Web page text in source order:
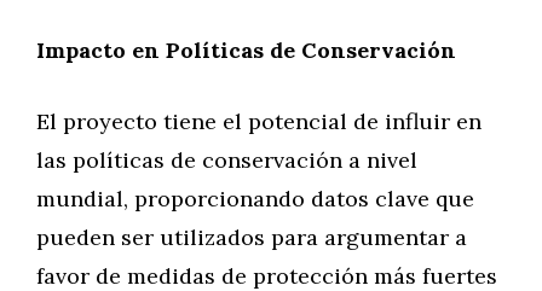
Impacto en Políticas de Conservación
El proyecto tiene el potencial de influir en
las políticas de conservación a nivel
mundial, proporcionando datos clave que
pueden ser utilizados para argumentar a
favor de medidas de protección más fuertes